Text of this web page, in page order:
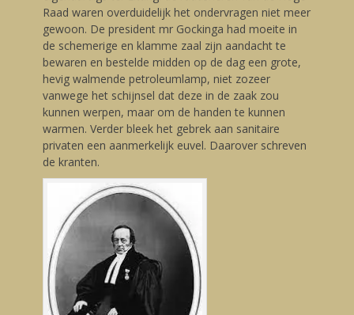
Raad waren overduidelijk het ondervragen niet meer
gewoon. De president mr Gockinga had moeite in
de schemerige en klamme zaal zijn aandacht te
bewaren en bestelde midden op de dag een grote,
hevig walmende petroleumlamp, niet zozeer
vanwege het schijnsel dat deze in de zaak zou
kunnen werpen, maar om de handen te kunnen
warmen. Verder bleek het gebrek aan sanitaire
privaten een aanmerkelijk euvel. Daarover schreven
de kranten.